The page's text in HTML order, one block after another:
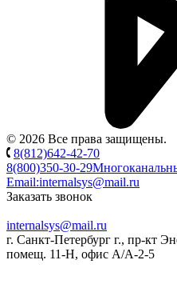
© 2026 Все права защищены.
8(812)642-42-70
8(800)350-30-29
Email:internalsys@mail.ru
Заказать звонок
internalsys@mail.ru
г. Санкт-Петербург г., пр-кт
помещ. 11-Н, офис А/А-2-5